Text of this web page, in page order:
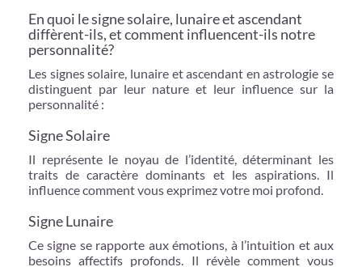
En quoi le signe solaire, lunaire et ascendant
diffèrent-ils, et comment influencent-ils notre
personnalité?
Les signes solaire, lunaire et ascendant en astrologie se
distinguent par leur nature et leur influence sur la
personnalité :
Signe Solaire
Il représente le noyau de l’identité, déterminant les
traits de caractère dominants et les aspirations. Il
influence comment vous exprimez votre moi profond.
Signe Lunaire
Ce signe se rapporte aux émotions, à l’intuition et aux
besoins affectifs profonds. Il révèle comment vous